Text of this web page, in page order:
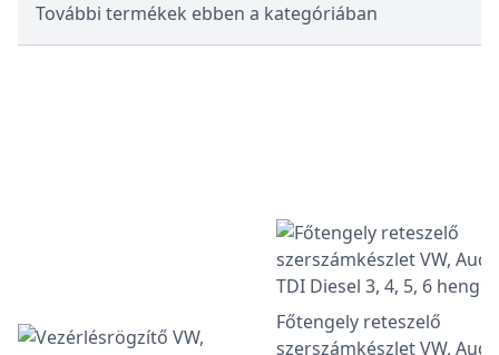
További termékek ebben a kategóriában
Főtengely reteszelő
szerszámkészlet VW, Audi